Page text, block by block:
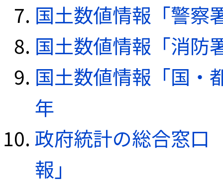
国土数値情報「警察
国土数値情報「消防
国土数値情報「国・
年
政府統計の総合窓口
報」